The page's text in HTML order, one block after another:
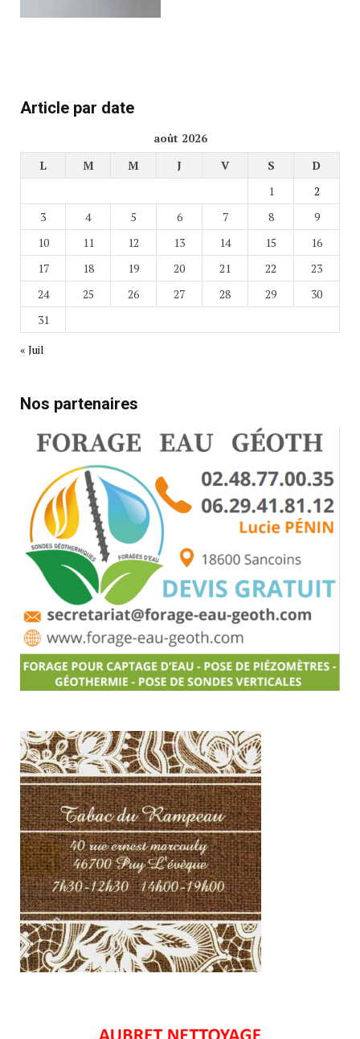
Article par date
août 2026
L
M M J V S
D
1
2
3
4 5 6 7 8
9
10
11 12 13 14 15
16
17
18 19 20 21 22
23
24
25 26 27 28 29
30
31
« Juil
Nos partenaires